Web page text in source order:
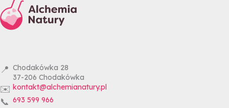
📍 Chodakówka 28
37-206 Chodakówka
✉️ kontakt@alchemianatury.pl
📞 693 599 966